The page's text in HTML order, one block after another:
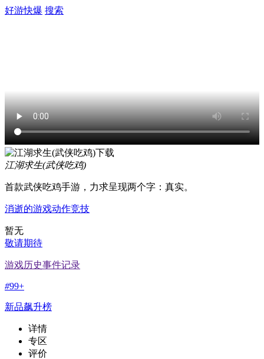
好游快爆 搜索
江湖求生(武侠吃鸡)
首款武侠吃鸡手游，力求呈现两个字：真实。
消逝的游戏动作竞技
暂无
敬请期待
游戏历史事件记录
#99+
新品飙升榜
详情
专区
评价